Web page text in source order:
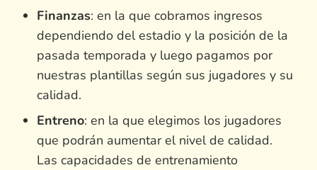
Finanzas: en la que cobramos ingresos
dependiendo del estadio y la posición de la
pasada temporada y luego pagamos por
nuestras plantillas según sus jugadores y su
calidad.
Entreno: en la que elegimos los jugadores
que podrán aumentar el nivel de calidad.
Las capacidades de entrenamiento